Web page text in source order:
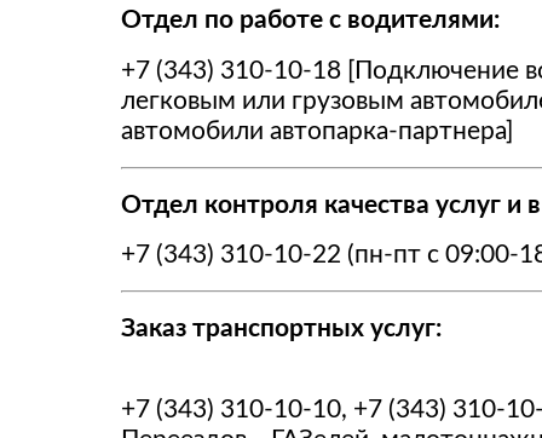
Отдел по работе с водителями:
+7 (343) 310-10-18 [Подключение
легковым или грузовым
автомобили автопарка-партнера]
Отдел контроля качества услуг
+7 (343) 310-10-22 (пн-пт с 09:00-
Заказ транспортных услуг:
+7 (343) 310-10-10, +7 (343) 310-